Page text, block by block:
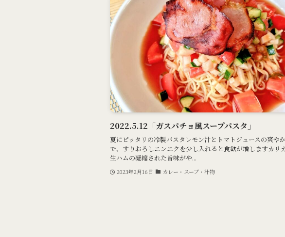
2022.5.12「ガスパチョ風スープパスタ」
夏にピッタリの冷製パスタレモン汁とトマトジュースの爽や
で、すりおろしニンニクを少し入れると食欲が増しますカリ
生ハムの凝縮された旨味がや...
2023年2月16日 カレー・スープ・汁物